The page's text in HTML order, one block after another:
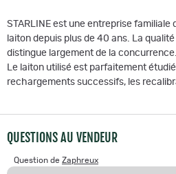
STARLINE est une entreprise familiale
laiton depuis plus de 40 ans. La
distingue largement de la concurrence.
Le laiton utilisé est parfaitement
rechargements successifs, les
QUESTIONS AU VENDEUR
Question de Zaphreux